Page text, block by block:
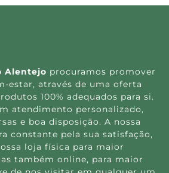
Alentejo procuramos promover
estar, através de uma oferta
100% adequados para si.
atendimento personalizado,
e boa disposição. A nossa
constante pela sua satisfação,
loja física para maior
também online, para maior